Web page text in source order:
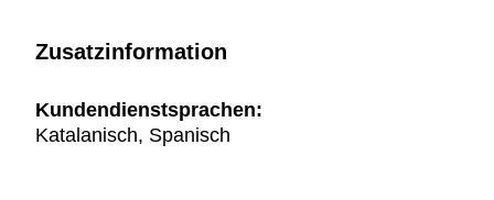
Zusatzinformation
Kundendienstsprachen:
Katalanisch, Spanisch